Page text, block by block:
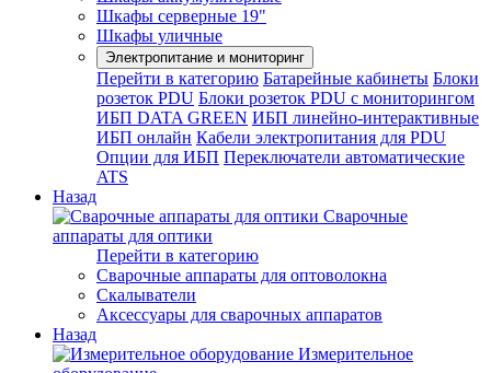
Шкафы серверные 19"
Шкафы уличные
Электропитание и мониторинг
Перейти в категорию Батарейные кабинеты Блоки
розеток PDU Блоки розеток PDU с мониторингом
ИБП DATA GREEN ИБП линейно-интерактивные
ИБП онлайн Кабели электропитания для PDU
Опции для ИБП Переключатели автоматические
ATS
Назад
Сварочные
аппараты для оптики
Перейти в категорию
Сварочные аппараты для оптоволокна
Скалыватели
Аксессуары для сварочных аппаратов
Назад
Измерительное